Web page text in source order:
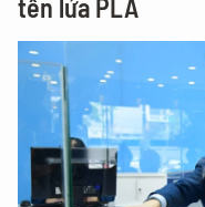
tên lửa PLA